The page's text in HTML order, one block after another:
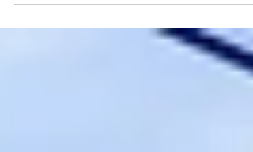
알리바바에서 상품을 수입하는 복잡성을 헤쳐 나
는 것은 어려울 수 있으며, 특히 국제 무역에 새로
문한 기업에게는 더욱 그렇습니다. 적절한 운송 대
행사는 원활하고 효율적인 프로세스를 보장하는
큰 차이를 만들 수 있습니다. 알리바바 운송...